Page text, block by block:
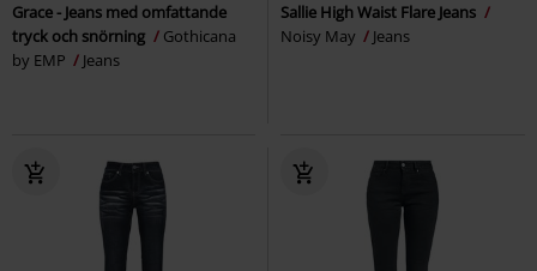
Grace - Jeans med omfattande
tryck och snörning
Gothicana
by EMP
Jeans
Sallie High Waist Flare Jeans
Noisy May
Jeans